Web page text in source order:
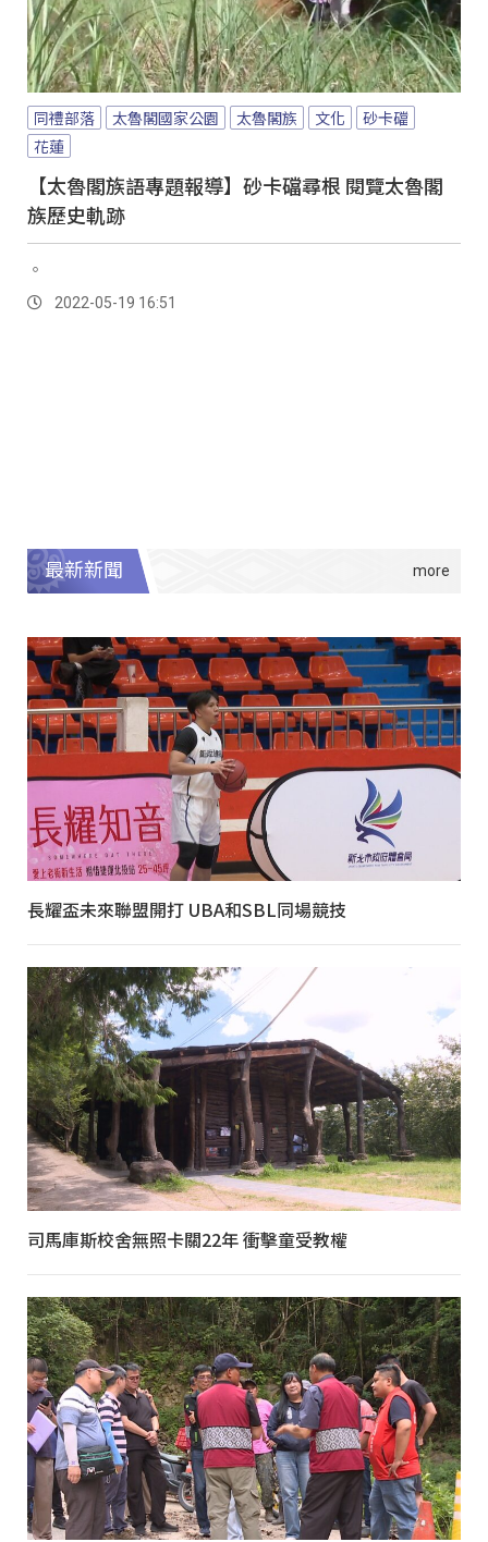
同禮部落 太魯閣國家公園 太魯閣族 文化
砂卡礑
花蓮
【太魯閣族語專題報導】砂卡礑尋根 閱覽太魯閣
族歷史軌跡
。
2022-05-19 16:51
最新新聞
長耀盃未來聯盟開打 UBA和SBL同場競技
司馬庫斯校舍無照卡關22年 衝擊童受教權